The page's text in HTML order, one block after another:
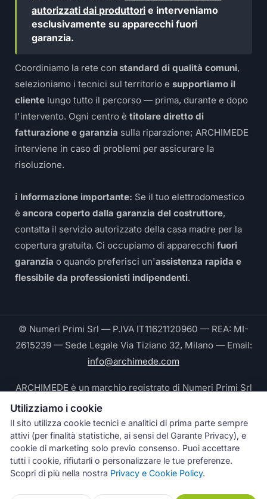
autorizzati dai produttori e interveniamo
esclusivamente su apparecchi fuori
garanzia.
Coordiniamo la rete constandard di qualità comuni,
selezioniamo i tecnici sul territorio esupportiamo il
cliente lungo tutto il percorso — prima, durante e dopo
l'intervento. Ogni centro ètitolare diretto di
fatturazione e garanzia sulla riparazione; ARCHIMEDE
interviene in caso di problemi per assicurare la
risoluzione.
ℹ️ Informazione importante: Se il tuo elettrodomestico
èancora coperto dalla garanzia del costruttore,
contatta il servizio autorizzato della casa madre per la
copertura gratuita. Ci occupiamo di apparecchifuori
garanzia o quando preferisci un'assistenza rapida e
flessibile da professionisti indipendenti.
© Numeri Primi Srl — P.IVA IT11621120960 — REA: MI-
2615239 — Sede Legale Via Tiziano 32, Milano — Email:
info@archimede.com
ARCHIMEDE è un marchio registrato di Numeri Primi Srl
Le fotografie pubblicate su questo sito ritraggono
tecnici Archimede® durante interventi reali e sono di
proprietà esclusiva di Numeri Primi Srl © 2026. Ogni
riproduzione non autorizzata è vietata.
Utilizziamo i cookie
Il sito utilizza cookie tecnici e analitici di prima parte sempre
attivi (per finalità statistiche, ai sensi del Garante Privacy), e
cookie di marketing solo previo consenso. Puoi accettare
tutti i cookie, rifiutarli o personalizzare le tue preferenze.
Scopri di più nella nostra Privacy e Cookie Policy.